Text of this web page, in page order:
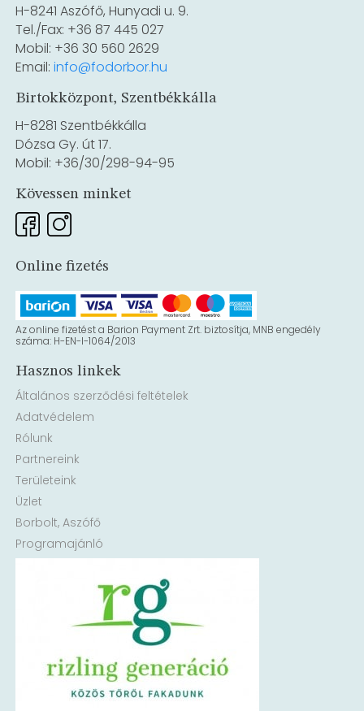
H-8241 Aszófő, Hunyadi u. 9.
Tel./Fax: +36 87 445 027
Mobil: +36 30 560 2629
Email:info@fodorbor.hu
Birtokközpont, Szentbékkálla
H-8281 Szentbékkálla
Dózsa Gy. út 17.
Mobil: +36/30/298-94-95
Kövessen minket
Online fizetés
Az online fizetést a Barion Payment Zrt. biztosítja, MNB engedély
száma: H-EN-I-1064/2013
Hasznos linkek
Általános szerződési feltételek
Adatvédelem
Rólunk
Partnereink
Területeink
Üzlet
Borbolt, Aszófő
Programajánló